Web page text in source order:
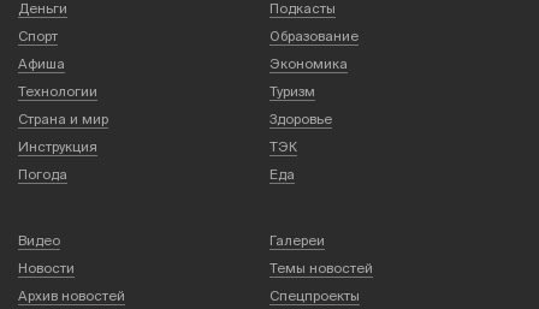
Деньги
Подкасты
Спорт
Образование
Афиша
Экономика
Технологии
Туризм
Страна и мир
Здоровье
Инструкция
ТЭК
Погода
Еда
Видео
Галереи
Новости
Темы новостей
Архив новостей
Спецпроекты